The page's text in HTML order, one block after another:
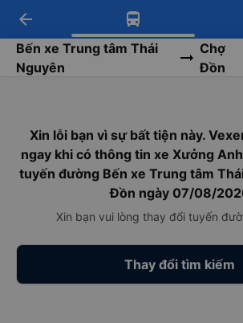
Tải app Vexere ngay!
Nhận ưu đãi thành viên độc
quyền
Tải app Vexere
-30k/ghế khi đặt vé máy bay
app
arrow_back
Bến xe Trung tâm Thái
Nguyên
Chợ
Đồn
Xin lỗi bạn vì sự bất tiện này.
ngay khi có thông tin xe Xưởng
tuyến đường Bến xe Trung tâm
Đồn ngày 07/08/
Xin bạn vui lòng thay đổi tuyến
Thay đổi tìm kiếm